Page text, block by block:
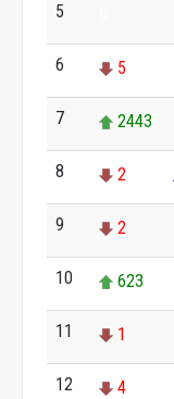
5
6 5
7 2443
8 2
9 2
10 623
11 1
12 4